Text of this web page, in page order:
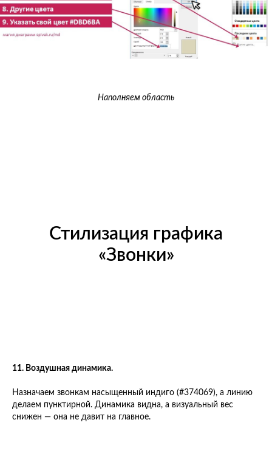
Наполняем область
Стилизация графика
«Звонки»
11. Воздушная динамика.
Назначаем звонкам насыщенный индиго (#374069), а линию
делаем пунктирной. Динамика видна, а визуальный вес
снижен — она не давит на главное.